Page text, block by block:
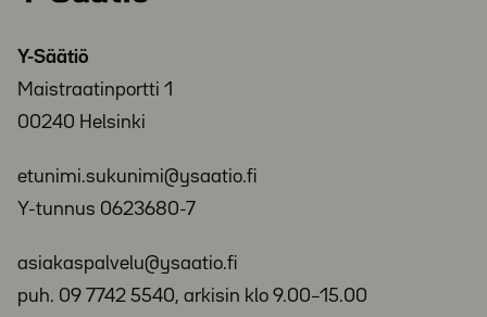
Y-Säätiö
Maistraatinportti 1
00240 Helsinki
etunimi.sukunimi@ysaatio.fi
Y-tunnus 0623680-7
asiakaspalvelu@ysaatio.fi
puh. 09 7742 5540, arkisin klo 9.00–15.00